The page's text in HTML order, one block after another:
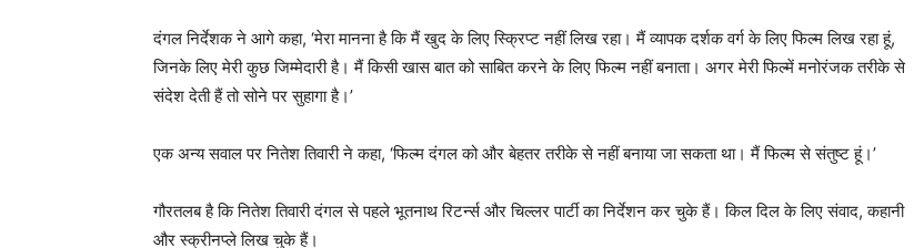
दंगल निर्देशक ने आगे कहा, ‘मेरा मानना है कि मैं खुद के लिए स्क्रिप्ट नहीं लिख रहा। मैं व्यापक दर्शक वर्ग के लिए फिल्म लिख रहा हूं,
जिनके लिए मेरी कुछ जिम्मेदारी है। मैं किसी खास बात को साबित करने के लिए फिल्म नहीं बनाता। अगर मेरी फिल्में मनोरंजक तरीके से
संदेश देती हैं तो सोने पर सुहागा है।’
एक अन्‍य सवाल पर नितेश तिवारी ने कहा, ‘फिल्‍म दंगल को और बेहतर तरीके से नहीं बनाया जा सकता था। मैं फिल्‍म से संतुष्‍ट हूं।’
गौरतलब है कि नितेश तिवारी दंगल से पहले भूतनाथ रिटर्न्‍स और चिल्‍लर पार्टी का निर्देशन कर चुके हैं। किल दिल के लिए संवाद, कहानी
और स्‍क्रीनप्‍ले लिख चुके हैं।